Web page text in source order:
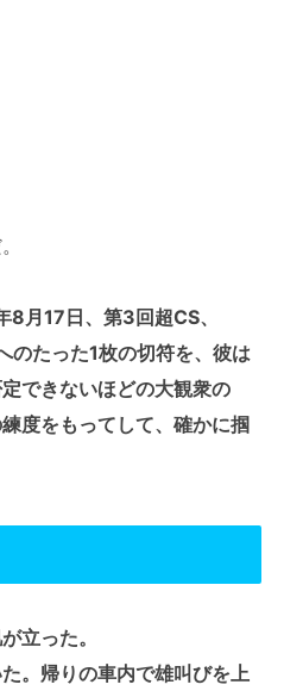
月17日、第3回超CS、
たった1枚の切符を、彼は
できないほどの大観衆の
度をもってして、確かに掴
立った。
。帰りの車内で雄叫びを上